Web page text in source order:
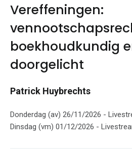
Vereffeningen:
boekhoudkundig
doorgelicht
Patrick Huybrechts
Donderdag (av) 26/11/2026 -
Dinsdag (vm) 01/12/2026 -